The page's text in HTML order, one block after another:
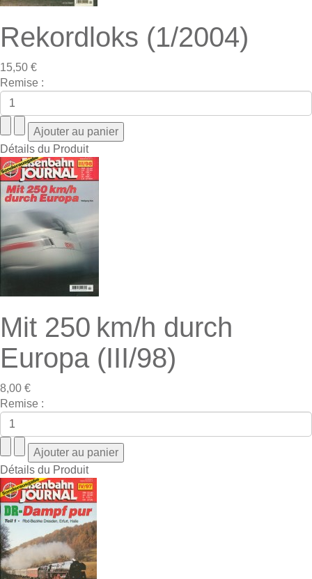
Rekordloks (1/2004)
15,50 €
Remise :
Détails du Produit
Mit 250 km/h durch
Europa (III/98)
8,00 €
Remise :
Détails du Produit